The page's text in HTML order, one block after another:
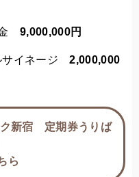
金9,000,000円
サイネージ2,000,000
新宿 定期券うりば
ら